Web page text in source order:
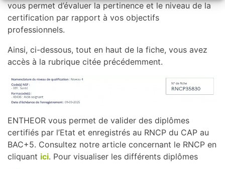
vous permet d’évaluer la pertinence et le niveau de la
certification par rapport à vos objectifs
professionnels.
Ainsi, ci-dessous, tout en haut de la fiche, vous avez
accès à la rubrique citée précédemment.
ENTHEOR vous permet de valider des diplômes
certifiés par l’Etat et enregistrés au RNCP du CAP au
BAC+5. Consultez notre article concernant le RNCP en
cliquant ici. Pour visualiser les différents diplômes